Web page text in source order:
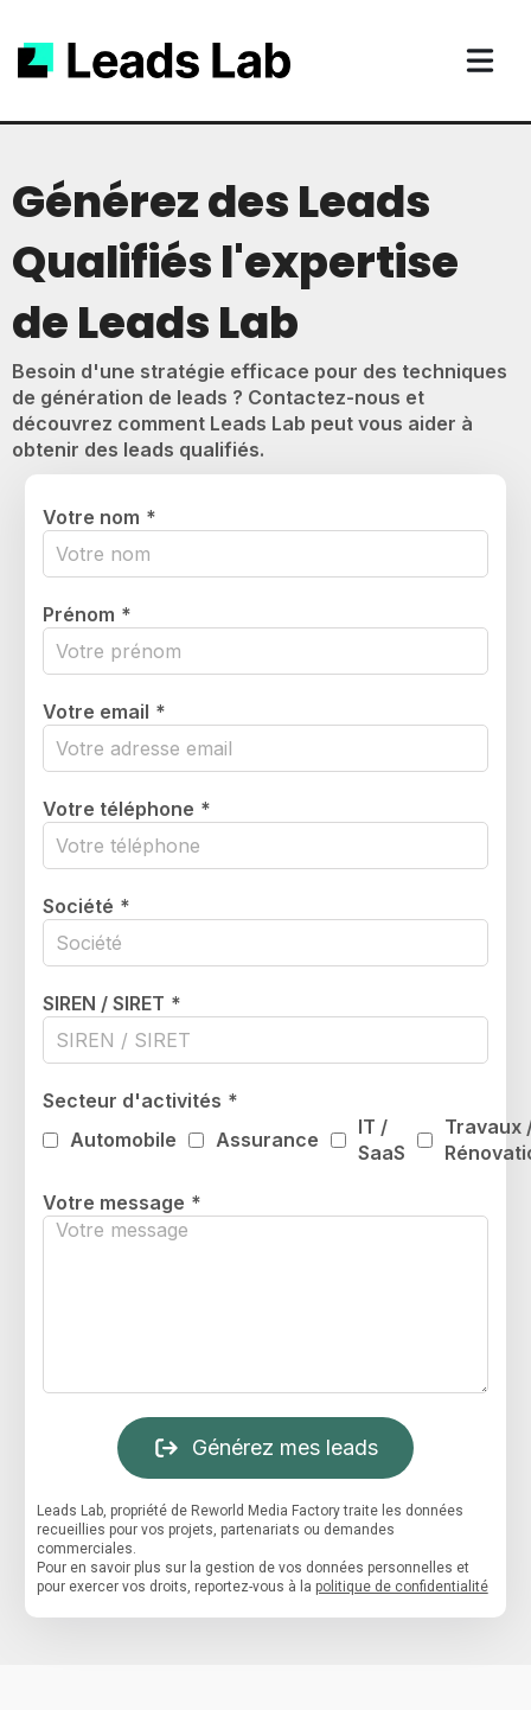
Générez des Leads
Qualifiés l'expertise
de Leads Lab
Besoin d'une stratégie efficace pour des techniques
de génération de leads ? Contactez-nous et
découvrez comment Leads Lab peut vous aider à
obtenir des leads qualifiés.
Votre nom *
Prénom *
Votre email *
Votre téléphone *
Société *
SIREN / SIRET *
Secteur d'activités *
Automobile
Assurance
IT /
SaaS
Travaux
Votre message *
Générez mes leads
Leads Lab, propriété de Reworld Media Factory traite les données
recueillies pour vos projets, partenariats ou demandes
commerciales.
Pour en savoir plus sur la gestion de vos données personnelles et
pour exercer vos droits, reportez-vous à la politique de confidentialité